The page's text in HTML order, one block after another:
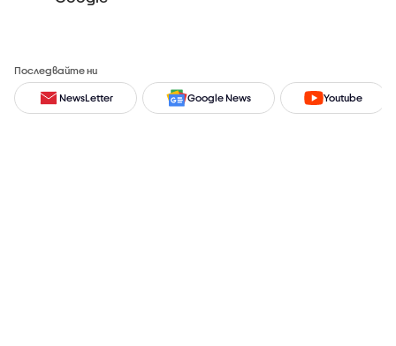
Последвайте ни
NewsLetter Google News Youtube